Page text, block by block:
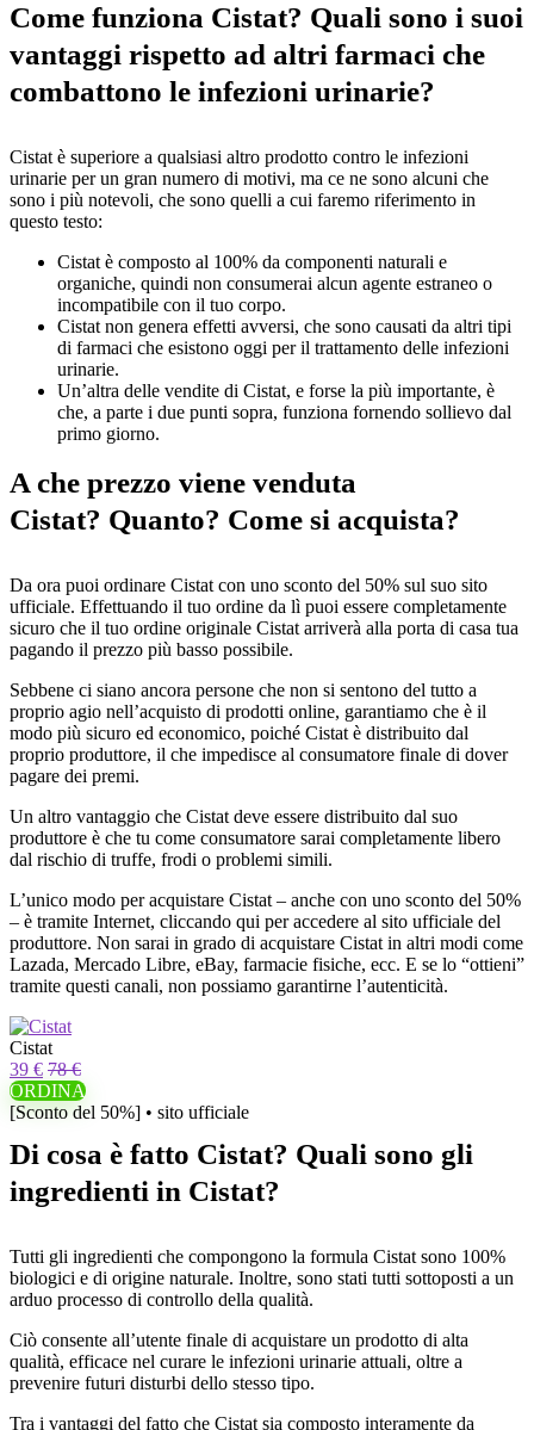
Come funziona Cistat? Quali sono i suoi
vantaggi rispetto ad altri farmaci che
combattono le infezioni urinarie?
Cistat è superiore a qualsiasi altro prodotto contro le infezioni
urinarie per un gran numero di motivi, ma ce ne sono alcuni che
sono i più notevoli, che sono quelli a cui faremo riferimento in
questo testo:
Cistat è composto al 100% da componenti naturali e
organiche, quindi non consumerai alcun agente estraneo o
incompatibile con il tuo corpo.
Cistat non genera effetti avversi, che sono causati da altri tipi
di farmaci che esistono oggi per il trattamento delle infezioni
urinarie.
Un’altra delle vendite di Cistat, e forse la più importante, è
che, a parte i due punti sopra, funziona fornendo sollievo dal
primo giorno.
A che prezzo viene venduta
Cistat? Quanto? Come si acquista?
Da ora puoi ordinare Cistat con uno sconto del 50% sul suo sito
ufficiale. Effettuando il tuo ordine da lì puoi essere completamente
sicuro che il tuo ordine originale Cistat arriverà alla porta di casa tua
pagando il prezzo più basso possibile.
Sebbene ci siano ancora persone che non si sentono del tutto a
proprio agio nell’acquisto di prodotti online, garantiamo che è il
modo più sicuro ed economico, poiché Cistat è distribuito dal
proprio produttore, il che impedisce al consumatore finale di dover
pagare dei premi.
Un altro vantaggio che Cistat deve essere distribuito dal suo
produttore è che tu come consumatore sarai completamente libero
dal rischio di truffe, frodi o problemi simili.
L’unico modo per acquistare Cistat – anche con uno sconto del 50%
– è tramite Internet, cliccando qui per accedere al sito ufficiale del
produttore. Non sarai in grado di acquistare Cistat in altri modi come
Lazada, Mercado Libre, eBay, farmacie fisiche, ecc. E se lo “ottieni”
tramite questi canali, non possiamo garantirne l’autenticità.
Cistat
39 € 78 €
ORDINA
[Sconto del 50%] • sito ufficiale
Di cosa è fatto Cistat? Quali sono gli
ingredienti in Cistat?
Tutti gli ingredienti che compongono la formula Cistat sono 100%
biologici e di origine naturale. Inoltre, sono stati tutti sottoposti a un
arduo processo di controllo della qualità.
Ciò consente all’utente finale di acquistare un prodotto di alta
qualità, efficace nel curare le infezioni urinarie attuali, oltre a
prevenire futuri disturbi dello stesso tipo.
Tra i vantaggi del fatto che Cistat sia composto interamente da